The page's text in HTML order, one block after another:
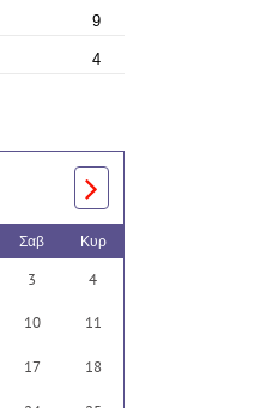
9
4
Σαβ Κυρ
3 4
10 11
17 18